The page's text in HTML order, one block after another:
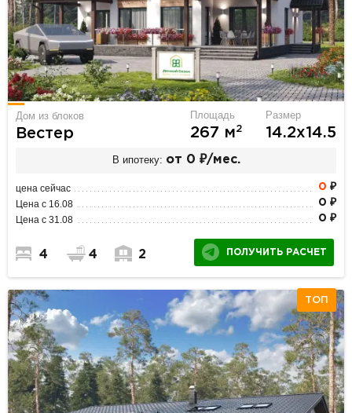
Дом из блоков
Вестер
Площадь
267 м2
Размер
14.2х14.5
В ипотеку: от 0 ₽/мес.
цена сейчас 0 ₽
Цена с 16.08 0 ₽
Цена с 31.08 0 ₽
4 4 2 ПОЛУЧИТЬ РАСЧЕТ
ТОП